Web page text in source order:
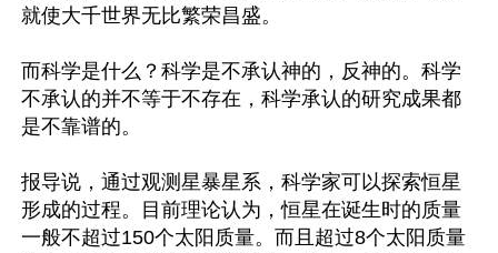
就使大千世界无比繁荣昌盛。
而科学是什么？科学是不承认神的，反神的。科学
不承认的并不等于不存在，科学承认的研究成果都
是不靠谱的。
报导说，通过观测星暴星系，科学家可以探索恒星
形成的过程。目前理论认为，恒星在诞生时的质量
一般不超过150个太阳质量。而且超过8个太阳质量